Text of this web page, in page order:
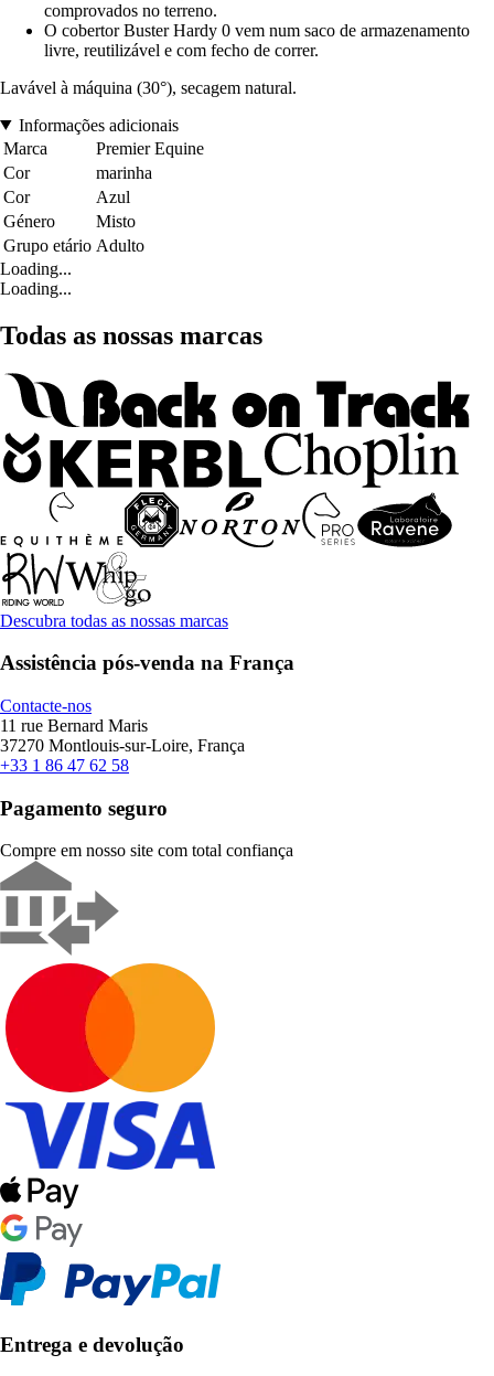
comprovados no terreno.
O cobertor Buster Hardy 0 vem num saco de armazenamento
livre, reutilizável e com fecho de correr.
Lavável à máquina (30°), secagem natural.
Informações adicionais
Marca
Premier Equine
Cor
marinha
Cor
Azul
Género
Misto
Grupo etário Adulto
Loading...
Loading...
Todas as nossas marcas
Descubra todas as nossas marcas
Assistência pós-venda na França
Contacte-nos
11 rue Bernard Maris
37270 Montlouis-sur-Loire, França
+33 1 86 47 62 58
Pagamento seguro
Compre em nosso site com total confiança
Entrega e devolução